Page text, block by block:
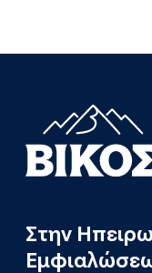
Στην